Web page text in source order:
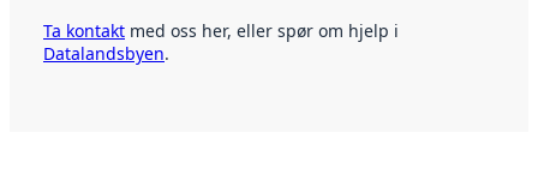
Ta kontakt med oss her, eller spør om hjelp i
Datalandsbyen.